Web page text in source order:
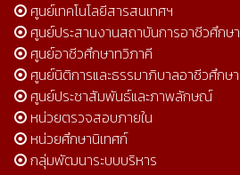
ศูนย์เทคโนโลยีสารสนเทศฯ
ศูนย์ประสานงานสถาบันการอาชีวศึกษา
ศูนย์อาชีวศึกษาทวิภาคี
ศูนย์นิติการและธรรมาภิบาลอาชีวศึกษา
ศูนย์ประชาสัมพันธ์และภาพลักษณ์
หน่วยตรวจสอบภายใน
หน่วยศึกษานิเทศก์
กลุ่มพัฒนาระบบบริหาร